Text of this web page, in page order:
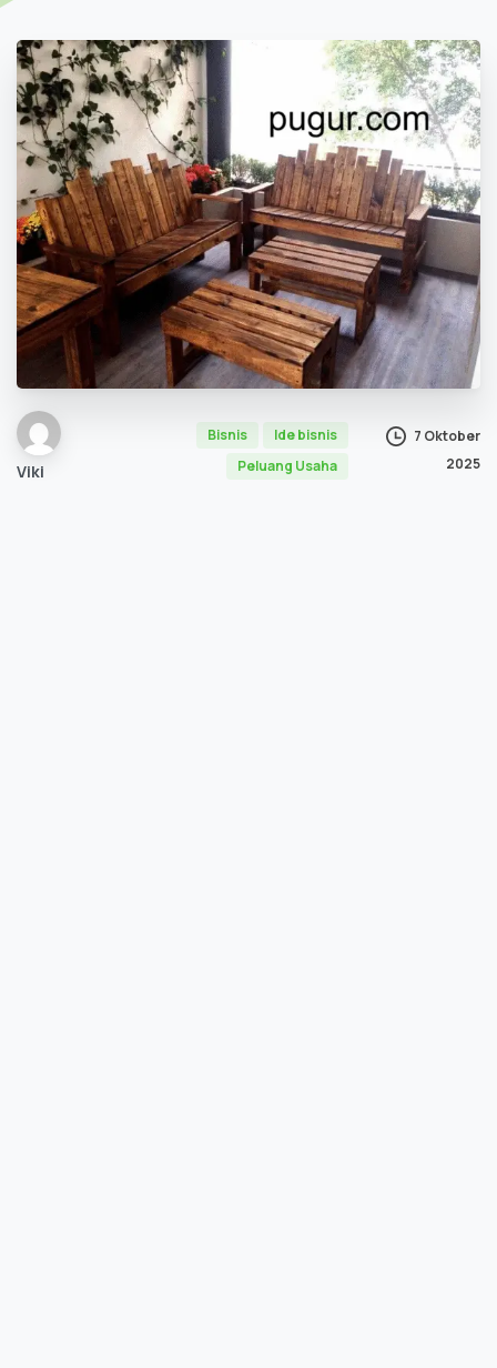
Viki
Bisnis
Ide bisnis
Peluang Usaha
7 Oktober
2025